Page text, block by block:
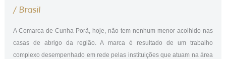
/ Brasil
A Comarca de Cunha Porã, hoje, não tem nenhum menor acolhido nas
casas de abrigo da região. A marca é resultado de um trabalho
complexo desempenhado em rede pelas instituições que atuam na área